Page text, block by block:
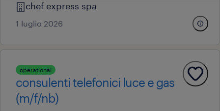
chef express spa
1 luglio 2026
operational
consulenti telefonici luce e gas
(m/f/nb)